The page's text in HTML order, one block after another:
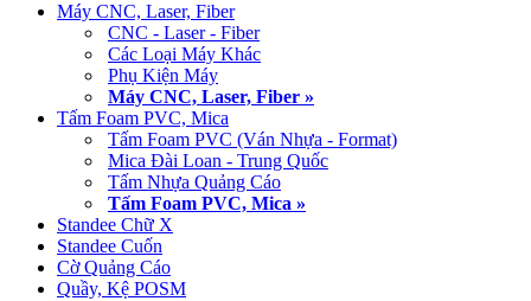
Máy CNC, Laser, Fiber
CNC - Laser - Fiber
Các Loại Máy Khác
Phụ Kiện Máy
Máy CNC, Laser, Fiber »
Tấm Foam PVC, Mica
Tấm Foam PVC (Ván Nhựa - Format)
Mica Đài Loan - Trung Quốc
Tấm Nhựa Quảng Cáo
Tấm Foam PVC, Mica »
Standee Chữ X
Standee Cuốn
Cờ Quảng Cáo
Quầy, Kệ POSM